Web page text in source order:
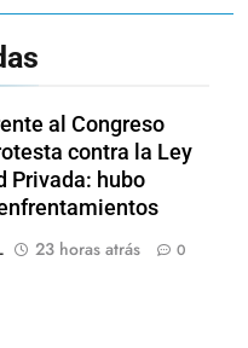
al Congreso
contra la Ley
Privada: hubo
23 horas atrás 0